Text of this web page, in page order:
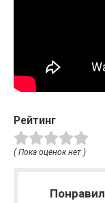
Рейтинг
( Пока оценок нет )